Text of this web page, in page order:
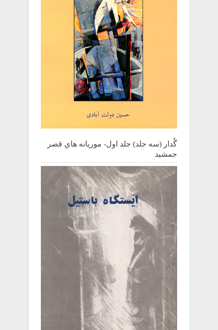
گُدار (سه جلد) جلد اول- موریانه هایِ قصر
جمشید